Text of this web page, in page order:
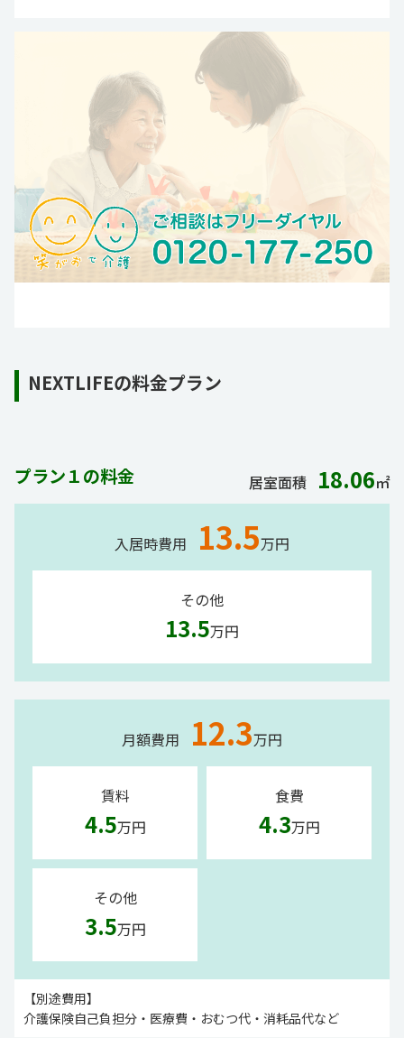
NEXTLIFEの料金プラン
プラン１の料金 居室面積 18.06㎡
入居時費用 13.5万円
その他
13.5万円
月額費用 12.3万円
賃料
4.5万円
食費
4.3万円
その他
3.5万円
【別途費用】
介護保険自己負担分・医療費・おむつ代・消耗品代など